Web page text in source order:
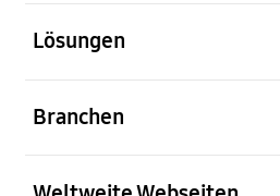
Lösungen
Branchen